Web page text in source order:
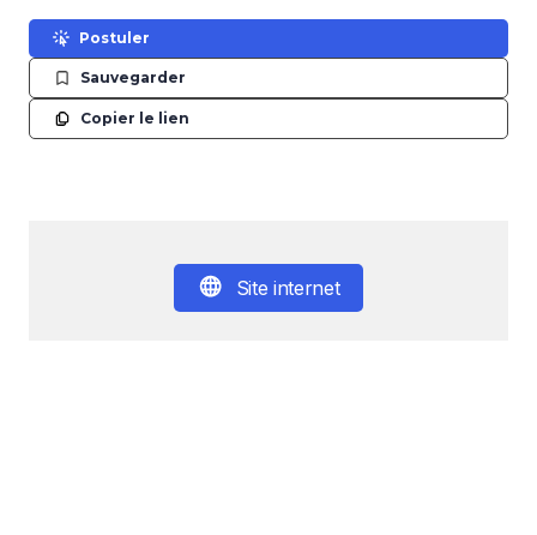
Postuler
Sauvegarder
Copier le lien
Site internet